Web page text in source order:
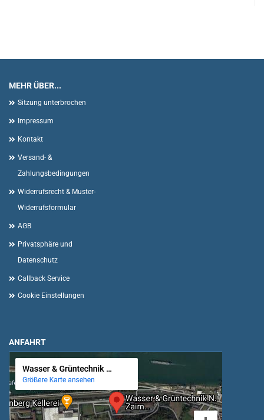
MEHR ÜBER...
Sitzung unterbrochen
Impressum
Kontakt
Versand- &
Zahlungsbedingungen
Widerrufsrecht & Muster-
Widerrufsformular
AGB
Privatsphäre und
Datenschutz
Callback Service
Cookie Einstellungen
ANFAHRT